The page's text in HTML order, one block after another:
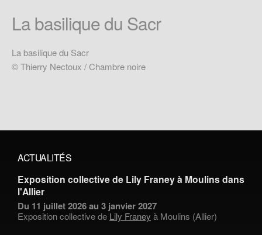
La basilique du Sacr
La basilique du Sacr
© Thierry Nectoux / Chambre noire
ACTUALITÉS
Exposition collective de Lily Franey à Moulins dans
l'Allier
Du 11 juillet 2026 au 3 janvier 2027
Exposition collective de Lily Franey à Moulins (Allier)